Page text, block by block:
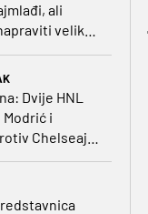
ali
velike
Dvije HNL
i
Chelseaja,
lige